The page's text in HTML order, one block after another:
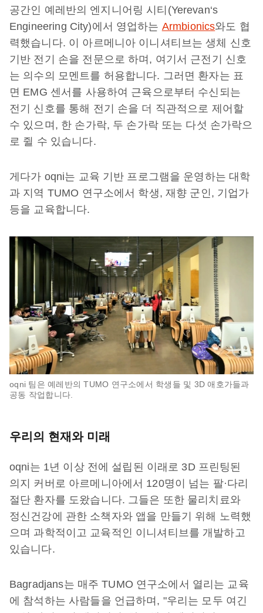
공간인 예레반의 엔지니어링 시티(Yerevan‘s
Engineering City)에서 영업하는 Armbionics와도 협
력했습니다. 이 아르메니아 이니셔티브는 생체 신호
기반 전기 손을 전문으로 하며, 여기서 근전기 신호
는 의수의 모멘트를 허용합니다. 그러면 환자는 표
면 EMG 센서를 사용하여 근육으로부터 수신되는
전기 신호를 통해 전기 손을 더 직관적으로 제어할
수 있으며, 한 손가락, 두 손가락 또는 다섯 손가락으
로 쥘 수 있습니다.
게다가 oqni는 교육 기반 프로그램을 운영하는 대학
과 지역 TUMO 연구소에서 학생, 재향 군인, 기업가
등을 교육합니다.
oqni 팀은 예레반의 TUMO 연구소에서 학생들 및 3D 애호가들과
공동 작업합니다.
우리의 현재와 미래
oqni는 1년 이상 전에 설립된 이래로 3D 프린팅된
의지 커버로 아르메니아에서 120명이 넘는 팔·다리
절단 환자를 도왔습니다. 그들은 또한 물리치료와
정신건강에 관한 소책자와 앱을 만들기 위해 노력했
으며 과학적이고 교육적인 이니셔티브를 개발하고
있습니다.
Bagradjans는 매주 TUMO 연구소에서 열리는 교육
에 참석하는 사람들을 언급하며, "우리는 모두 여긴